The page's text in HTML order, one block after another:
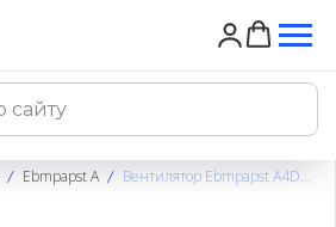
Ebmpapst A Вентилятор Ebmpapst A4D200-AA04-02 / A4D200AA0402